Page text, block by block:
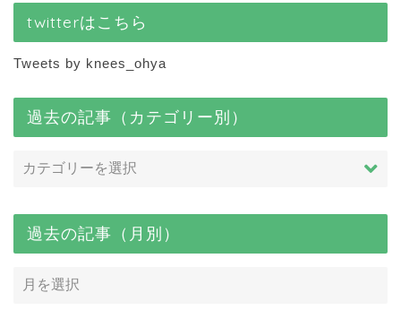
twitterはこちら
Tweets by knees_ohya
過去の記事（カテゴリー別）
過去の記事（月別）